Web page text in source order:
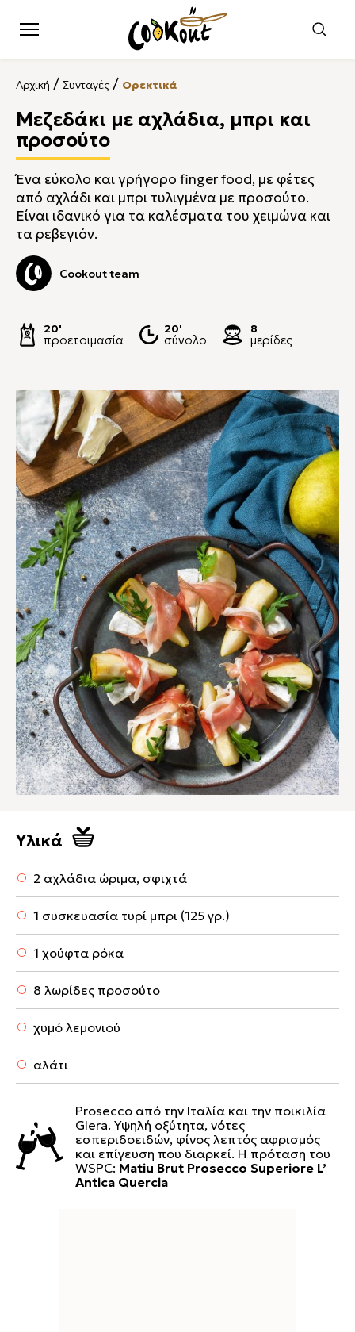
Αρχική / Συνταγές / Ορεκτικά
Μεζεδάκι με αχλάδια, μπρι και
προσούτο
Ένα εύκολο και γρήγορο finger food, με φέτες
από αχλάδι και μπρι τυλιγμένα με προσούτο.
Είναι ιδανικό για τα καλέσματα του χειμώνα και
τα ρεβεγιόν.
Cookout team
20'
προετοιμασία
20'
σύνολο
8
μερίδες
Υλικά
2 αχλάδια ώριμα, σφιχτά
1 συσκευασία τυρί μπρι (125 γρ.)
1 χούφτα ρόκα
8 λωρίδες προσούτο
χυμό λεμονιού
αλάτι
Prosecco από την Ιταλία και την ποικιλία
Glera. Υψηλή οξύτητα, νότες
εσπεριδοειδών, φίνος λεπτός αφρισμός
και επίγευση που διαρκεί. Η πρόταση του
WSPC: Matiu Brut Prosecco Superiore L’
Antica Quercia